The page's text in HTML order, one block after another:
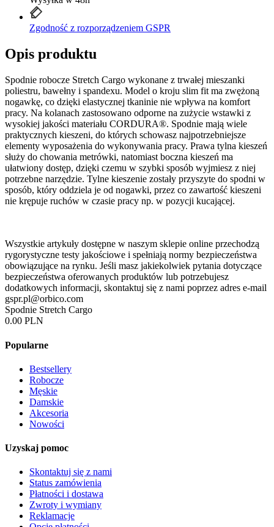
Zgodność z rozporządzeniem GSPR
Opis produktu
Spodnie robocze Stretch Cargo wykonane z trwałej mieszanki
poliestru, bawełny i spandexu. Model o kroju slim fit ma zwężoną
nogawkę, co dzięki elastycznej tkaninie nie wpływa na komfort
pracy. Na kolanach zastosowano odporne na zużycie wstawki z
wysokiej jakości materiału CORDURA®. Spodnie mają wiele
praktycznych kieszeni, do których schowasz najpotrzebniejsze
elementy wyposażenia do wykonywania pracy. Prawa tylna kieszeń
służy do chowania metrówki, natomiast boczna kieszeń ma
ułatwiony dostęp, dzięki czemu w szybki sposób wyjmiesz z niej
potrzebne narzędzie. Tylne kieszenie zostały przyszyte do spodni w
sposób, który oddziela je od nogawki, przez co zawartość kieszeni
nie krępuje ruchów w czasie pracy np. w pozycji kucającej.
Wszystkie artykuły dostępne w naszym sklepie online przechodzą
rygorystyczne testy jakościowe i spełniają normy bezpieczeństwa
obowiązujące na rynku. Jeśli masz jakiekolwiek pytania dotyczące
bezpieczeństwa oferowanych produktów lub potrzebujesz
dodatkowych informacji, skontaktuj się z nami poprzez adres e-mail
gspr.pl@orbico.com
Spodnie Stretch Cargo
0.00 PLN
Popularne
Bestsellery
Robocze
Męskie
Damskie
Akcesoria
Nowości
Uzyskaj pomoc
Skontaktuj się z nami
Status zamówienia
Płatności i dostawa
Zwroty i wymiany
Reklamacje